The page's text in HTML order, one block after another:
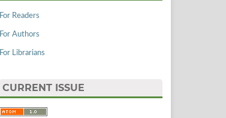
For Readers
For Authors
For Librarians
CURRENT ISSUE